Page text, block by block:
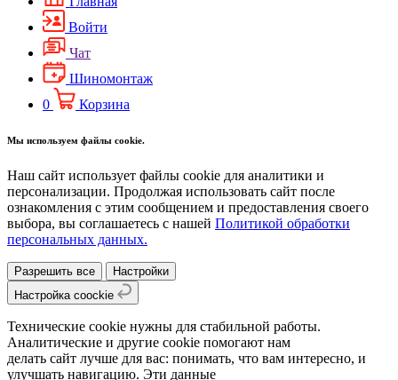
Войти
Чат
Шиномонтаж
0
Корзина
Мы используем файлы cookie.
Наш сайт использует файлы cookie для аналитики и
персонализации. Продолжая использовать сайт после
ознакомления с этим сообщением и предоставления своего
выбора, вы соглашаетесь с нашей Политикой обработки
персональных данных.
Разрешить все
Настройки
Настройка coockie
Технические cookie нужны для стабильной работы.
Аналитические и другие cookie помогают нам
делать сайт лучше для вас: понимать, что вам интересно, и
улучшать навигацию. Эти данные